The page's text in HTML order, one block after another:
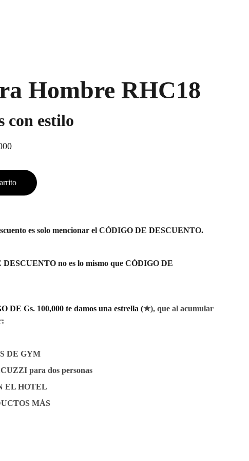
Hombre RHC18
con estilo
es solo mencionar el CÓDIGO DE DESCUENTO.
no es lo mismo que CÓDIGO DE
DE Gs. 100,000 te damos una estrella (★), que al acumular
DE GYM
para dos personas
EL HOTEL
MÁS